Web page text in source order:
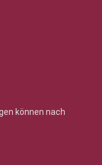
können nach